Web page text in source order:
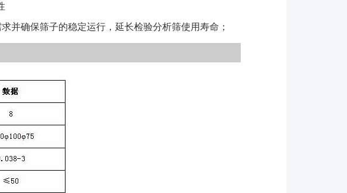
确保筛子的稳定运行，延长检验分析筛使用寿命；